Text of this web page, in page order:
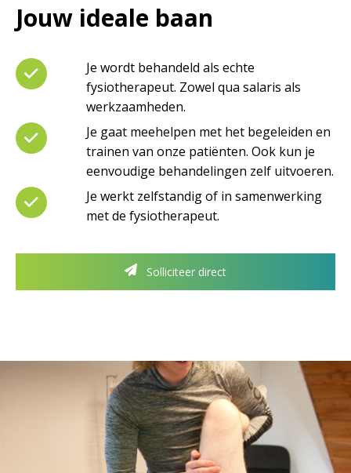
Jouw ideale baan
Je wordt behandeld als echte
fysiotherapeut. Zowel qua salaris als
werkzaamheden.
Je gaat meehelpen met het begeleiden en
trainen van onze patiënten. Ook kun je
eenvoudige behandelingen zelf uitvoeren.
Je werkt zelfstandig of in samenwerking
met de fysiotherapeut.
Solliciteer direct